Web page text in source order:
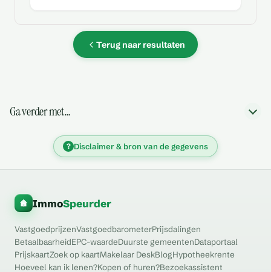
Terug naar resultaten
Ga verder met…
? Disclaimer & bron van de gegevens
ImmoSpeurder
VastgoedprijzenVastgoedbarometerPrijsdalingen
BetaalbaarheidEPC-waardeDuurste gemeentenDataportaal
PrijskaartZoek op kaartMakelaar DeskBlogHypotheekrente
Hoeveel kan ik lenen?Kopen of huren?Bezoekassistent